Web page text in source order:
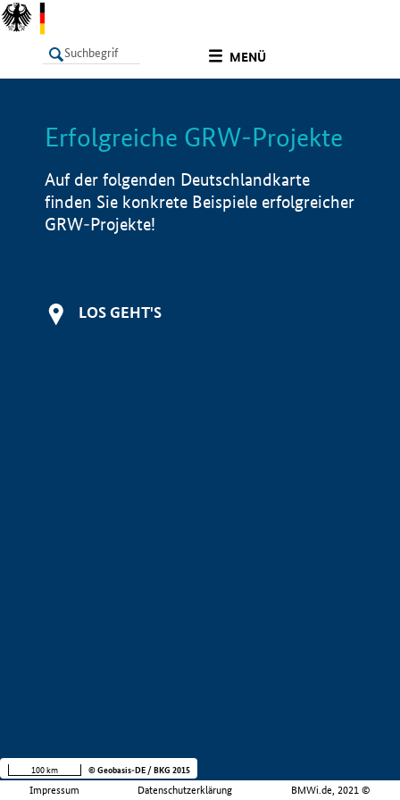
MENÜ
LISTE Info
Erfolgreiche GRW-Projekte
Auf der folgenden Deutschlandkarte
finden Sie konkrete Beispiele erfolgreicher
GRW-Projekte!
LOS GEHT'S
Impressum Datenschutzerklärung BMWi.de, 2021 ©
100 km © Geobasis-DE / BKG 2015